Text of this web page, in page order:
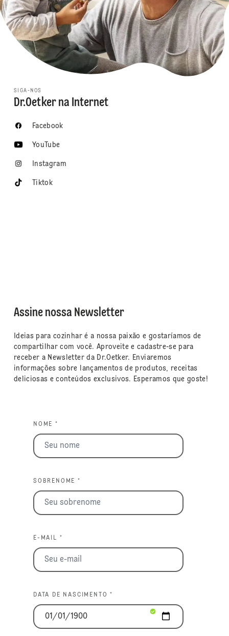
SIGA-NOS
Dr.Oetker na Internet
Facebook
YouTube
Instagram
Tiktok
Assine nossa Newsletter
Ideias para cozinhar é a nossa paixão e gostaríamos de
compartilhar com você. Aproveite e cadastre-se para
receber a Newsletter da Dr.Oetker. Enviaremos
informações sobre lançamentos de produtos, receitas
deliciosas e conteúdos exclusivos. Esperamos que goste!
NOME *
SOBRENOME *
E-MAIL *
DATA DE NASCIMENTO *